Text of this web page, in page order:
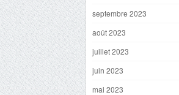
septembre 2023
août 2023
juillet 2023
juin 2023
mai 2023